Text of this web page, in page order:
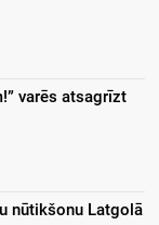
varēs atsagrīzt
nūtikšonu Latgolā